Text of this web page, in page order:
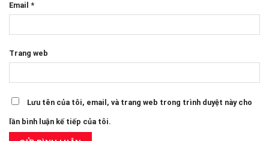
Email *
Trang web
Lưu tên của tôi, email, và trang web trong trình duyệt này cho
lần bình luận kế tiếp của tôi.